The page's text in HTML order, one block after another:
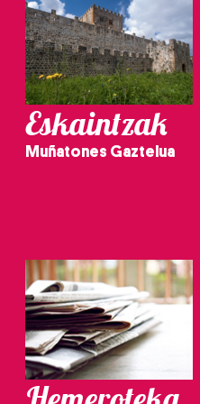
neurtzeko, jendeari
produktuak garatzeko.
erabiltzen dituen hauta
Bazkide batzuek ez dizute
interes komertzial
bazkideen zerrenda, beren
duten interes legitimoa eta
Lortu zure datu pertsonalak
datuen atalean. Edozein
zure baimena Cookieen
Webgune honek cookie
fitxategiak erabiltzen ditu.
zerbitzuak hobetzeko
baliatzen gara. Ohar hau
Eskaintzak
Muñatones Gaztelua